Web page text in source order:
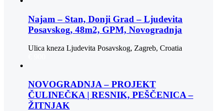
Najam – Stan, Donji Grad – Ljudevita
Posavskog, 48m2, GPM, Novogradnja
Ulica kneza Ljudevita Posavskog, Zagreb, Croatia
NOVOGRADNJA – PROJEKT
ČULINEČKA | RESNIK, PEŠČENICA –
ŽITNJAK